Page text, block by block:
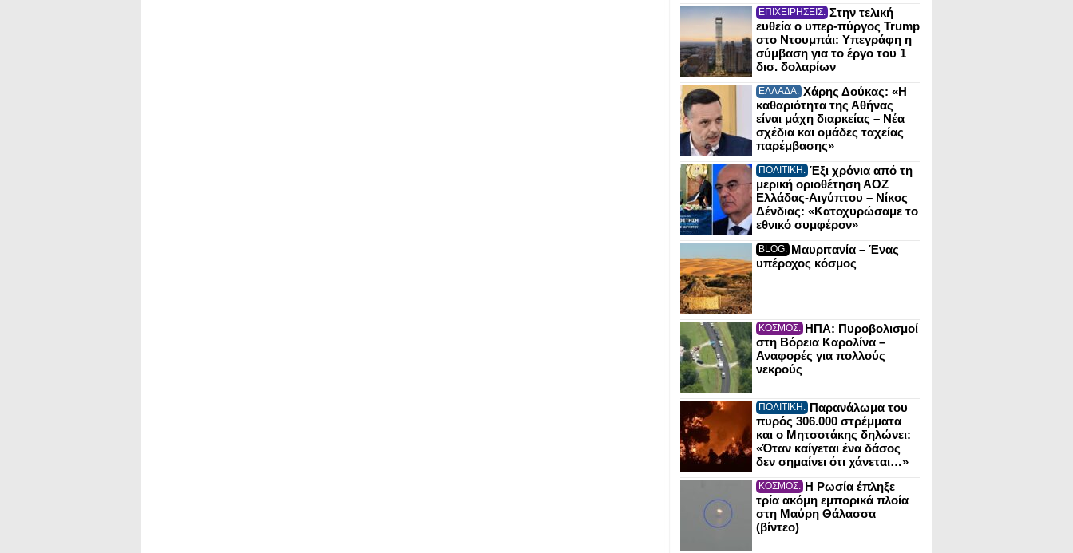
ΕΠΙΧΕΙΡΗΣΕΙΣ: Στην τελική
ευθεία ο υπερ-πύργος Trump
στο Ντουμπάι: Υπεγράφη η
σύμβαση για το έργο του 1
δισ. δολαρίων
ΕΛΛΑΔΑ: Χάρης Δούκας: «Η
καθαριότητα της Αθήνας
είναι μάχη διαρκείας – Νέα
σχέδια και ομάδες ταχείας
παρέμβασης»
ΠΟΛΙΤΙΚΗ: Έξι χρόνια από τη
μερική οριοθέτηση ΑΟΖ
Ελλάδας-Αιγύπτου – Νίκος
Δένδιας: «Κατοχυρώσαμε το
εθνικό συμφέρον»
BLOG: Μαυριτανία – Ένας
υπέροχος κόσμος
ΚΟΣΜΟΣ: ΗΠΑ: Πυροβολισμοί
στη Βόρεια Καρολίνα –
Αναφορές για πολλούς
νεκρούς
ΠΟΛΙΤΙΚΗ: Παρανάλωμα του
πυρός 306.000 στρέμματα
και ο Μητσοτάκης δηλώνει:
«Όταν καίγεται ένα δάσος
δεν σημαίνει ότι χάνεται…»
ΚΟΣΜΟΣ: Η Ρωσία έπληξε
τρία ακόμη εμπορικά πλοία
στη Μαύρη Θάλασσα
(βίντεο)